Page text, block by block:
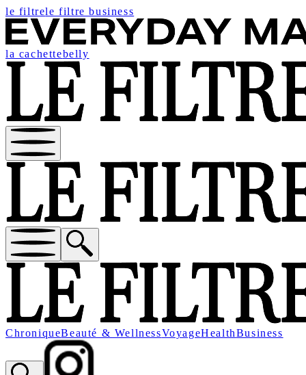
le filtrele filtre business
la cachettebelly
ChroniqueBeauté & WellnessVoyageHealthBusiness